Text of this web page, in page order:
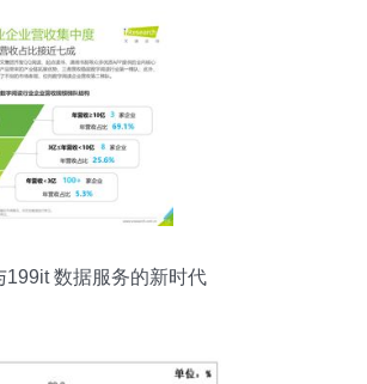
199it 数据服务的新时代